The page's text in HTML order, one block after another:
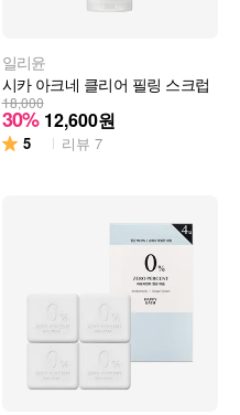
일리윤
시카 아크네 클리어 필링 스크럽
18,000
30% 12,600원
5 리뷰 7